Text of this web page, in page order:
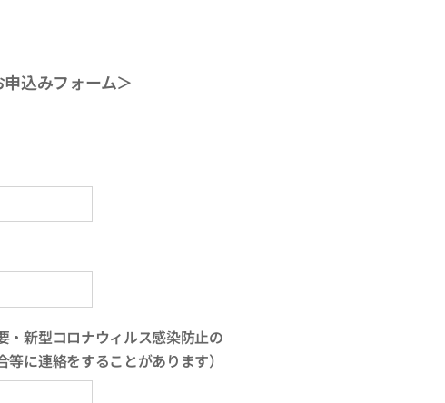
申込みフォーム＞
・新型コロナウィルス感染防止の
に連絡をすることがあります）